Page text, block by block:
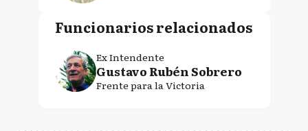
Funcionarios relacionados
Ex Intendente
Gustavo Rubén Sobrero
Frente para la Victoria